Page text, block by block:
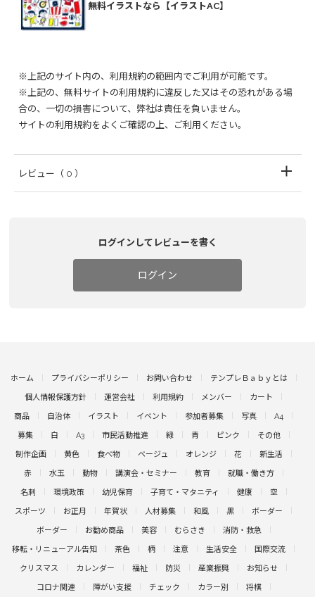
無料イラストなら【イラストAC】
※上記のサイト内の、利用規約の範囲内でご利用が可能です。
※上記の、無料サイトの利用規約に違反した又はその恐れがある場
合の、一切の損害について、弊社は責任を負いません。
サイトの利用規約をよくご確認の上、ご利用ください。
レビュー （ 0 ）
ログインしてレビューを書く
ログイン
ホーム プライバシーポリシー お問い合わせ テンプレＢａｂｙとは
個人情報保護方針 運営会社 利用規約 メンバー カート
商品 自治体 イラスト イベント 参加者募集 写真 A4
募集 白 A3 市民活動推進 緑 青 ピンク その他
制作企画 黄色 食べ物 ベージュ オレンジ 花 新生活
赤 水玉 動物 講演会・セミナー 教育 就職・働き方
名刺 環境政策 幼児保育 子育て・マタニティ 健康 空
スポーツ お正月 年賀状 人材募集 和風 黒 ボーダー
ボーダー お勧め商品 美容 むらさき 消防・救急
移転・リニューアル告知 茶色 柄 注意 生活安全 国際交流
クリスマス カレンダー 福祉 防災 産業振興 お知らせ
コロナ関連 障がい支援 チェック カラー別 将棋